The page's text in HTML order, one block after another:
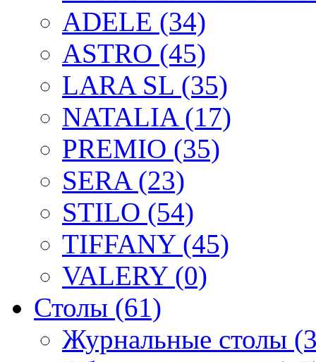
ADELE (34)
ASTRO (45)
LARA SL (35)
NATALIA (17)
PREMIO (35)
SERA (23)
STILO (54)
TIFFANY (45)
VALERY (0)
Столы (61)
Журнальные столы